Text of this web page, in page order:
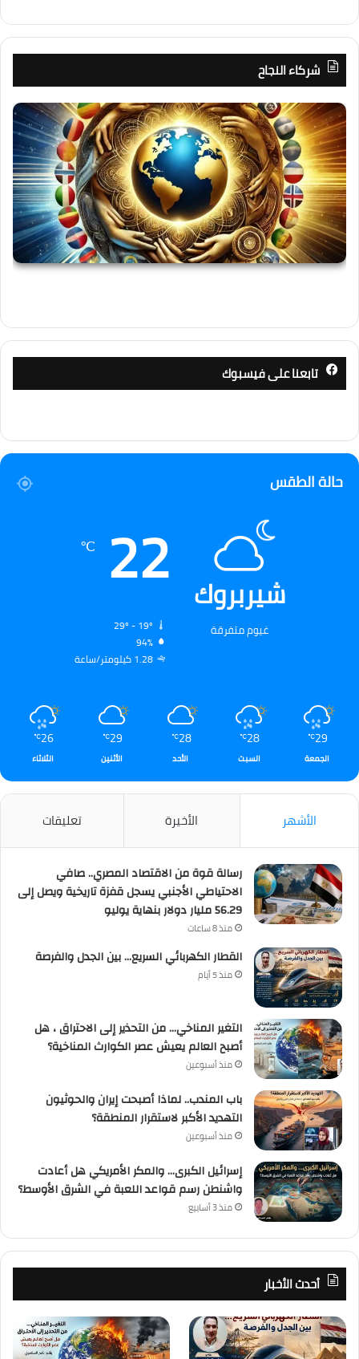
شركاء النجاح
تابعنا على فيسبوك
حالة الطقس
شيربروك
غيوم متفرقة
22
℃
94%
1.28 كيلومتر/ساعة
29
℃
الجمعة
28
℃
السبت
28
℃
الأحد
29
℃
الأثنين
26
℃
الثلاثاء
الأشهر الأخيرة تعليقات
رسالة قوة من الاقتصاد المصري.. صافي
الاحتياطي الأجنبي يسجل قفزة تاريخية ويصل إلى
56.29 مليار دولار بنهاية يوليو
منذ 8 ساعات
القطار الكهربائي السريع… بين الجدل والفرصة
منذ 5 أيام
التغير المناخي… من التحذير إلى الاحتراق ، هل
أصبح العالم يعيش عصر الكوارث المناخية؟
منذ أسبوعين
باب المندب.. لماذا أصبحت إيران والحوثيون
التهديد الأكبر لاستقرار المنطقة؟
منذ أسبوعين
إسرائيل الكبرى… والمكر الأمريكي هل أعادت
واشنطن رسم قواعد اللعبة في الشرق الأوسط؟
منذ 3 أسابيع
أحدث الأخبار